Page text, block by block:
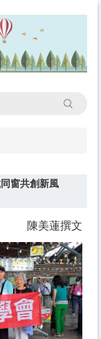
搜尋
窗共創新風
陳美蓮撰文